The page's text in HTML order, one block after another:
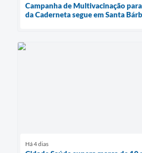
Campanha de Multivacinação
da Caderneta segue em Santa
Há 4 dias